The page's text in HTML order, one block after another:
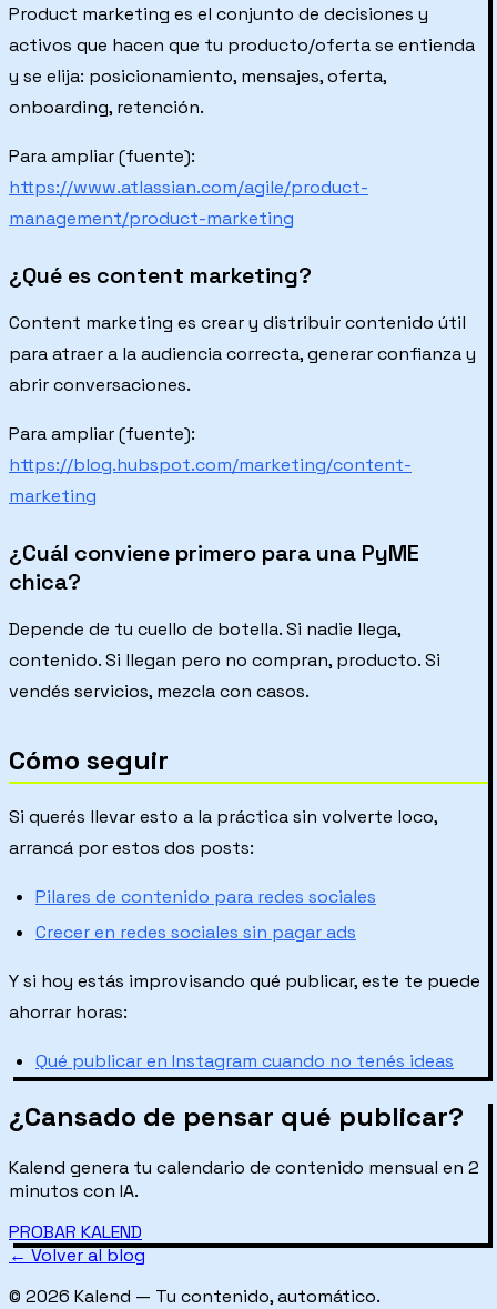
Product marketing es el conjunto de decisiones y
activos que hacen que tu producto/oferta se entienda
y se elija: posicionamiento, mensajes, oferta,
onboarding, retención.
Para ampliar (fuente):
https://www.atlassian.com/agile/product-
management/product-marketing
¿Qué es content marketing?
Content marketing es crear y distribuir contenido útil
para atraer a la audiencia correcta, generar confianza y
abrir conversaciones.
Para ampliar (fuente):
https://blog.hubspot.com/marketing/content-
marketing
¿Cuál conviene primero para una PyME
chica?
Depende de tu cuello de botella. Si nadie llega,
contenido. Si llegan pero no compran, producto. Si
vendés servicios, mezcla con casos.
Cómo seguir
Si querés llevar esto a la práctica sin volverte loco,
arrancá por estos dos posts:
Pilares de contenido para redes sociales
Crecer en redes sociales sin pagar ads
Y si hoy estás improvisando qué publicar, este te puede
ahorrar horas:
Qué publicar en Instagram cuando no tenés ideas
¿Cansado de pensar qué publicar?
Kalend genera tu calendario de contenido mensual en 2
minutos con IA.
PROBAR KALEND
← Volver al blog
© 2026 Kalend — Tu contenido, automático.